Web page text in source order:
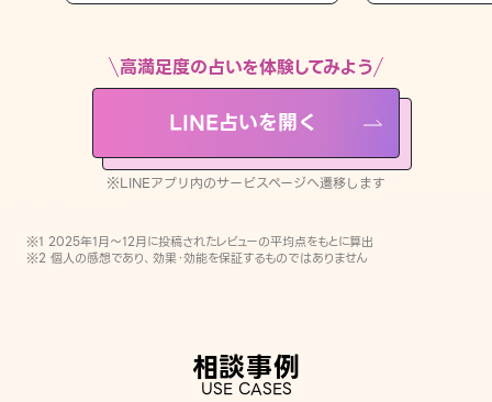
LINE占いを開く
※LINEアプリ内のサービスページへ遷移します
高満足度の占いを体験してみよう
LINE占いを開く
※LINEアプリ内のサービスページへ遷移します
※1 2025年1月〜12月に投稿されたレビューの平均点をもとに算出
※2 個人の感想であり、効果・効能を保証するものではありません
相談事例
USE CASES